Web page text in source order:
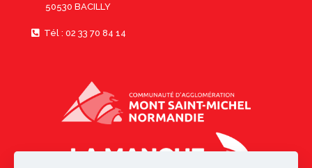
50530 BACILLY
Tél : 02 33 70 84 14